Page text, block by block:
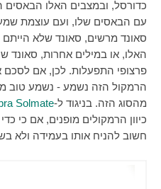
כדורסל, ובמצבים האלו
עם הבאסים שלו, ועם עוצמת
סאונד מרשים, סאונד שלא
האלו, או במילים אחרות, סאונד
פרצופי התפעלות. לכן, אם לסכם
הרמקול הזה נשמע - נשמע טוב
מהסוג הזה. בניגוד ל-Solmate
כיוון הרמקולים מופנים, אם כי
חשוב להניח אותו בעמידה ולא